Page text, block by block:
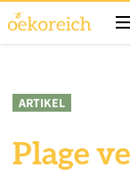
ARTIKEL
Plage